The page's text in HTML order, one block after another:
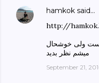
hamkok said…
http://
ولی خوشحال
میشم نظر بدید
September 21,